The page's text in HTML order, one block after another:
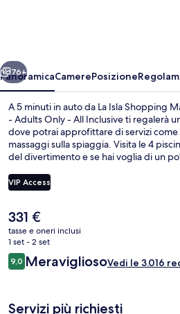
Adults
Only
All
Inclusive
Avanti
76+
PanoramicaCamerePosizione
A 5 minuti in auto da La Isla Shopping
- Adults Only - All Inclusive ti regalerà
dove potrai approfittare di servizi
massaggi sulla spiaggia. Visita le 4
del divertimento e se hai voglia di un
viso. Con un'ottima vista sul mare,
messicana e serve la colazione, il pranzo
sulla spiaggia e una palestra. Le
menzionano la piscina e il personale
VIP Access
Il
prezzo
attuale
è
331 €
331 €
tasse e oneri inclusi
1 set - 2 set
Recensioni
9,09,0 su 10
MeravigliosoVedi le 3.016
Servizi più richiesti